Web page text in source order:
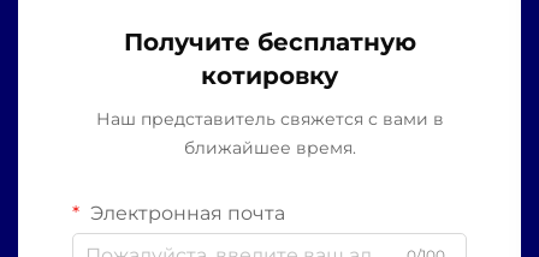
Получите бесплатную
котировку
Наш представитель свяжется с вами в
ближайшее время.
Электронная почта